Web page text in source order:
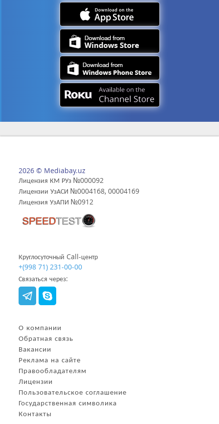
2026 © Mediabay.uz
Лицензия КМ РУз №000092
Лицензии УзАСИ №0004168, 00004169
Лицензия УзАПИ №0912
Круглосуточный Call-центр
+(998 71) 231-00-00
Связаться через:
О компании
Обратная связь
Вакансии
Реклама на сайте
Правообладателям
Лицензии
Пользовательское соглашение
Государственная символика
Контакты